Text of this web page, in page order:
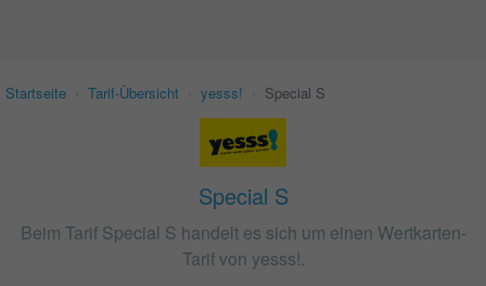
Startseite Tarif-Übersicht yesss! Special S
Special S
Beim Tarif Special S handelt es sich um einen Wertkarten-
Tarif von yesss!.